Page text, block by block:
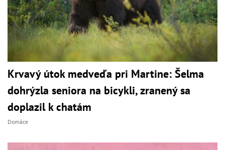
Krvavý útok medveďa pri Martine: Šelma
dohrýzla seniora na bicykli, zranený sa
doplazil k chatám
Domáce